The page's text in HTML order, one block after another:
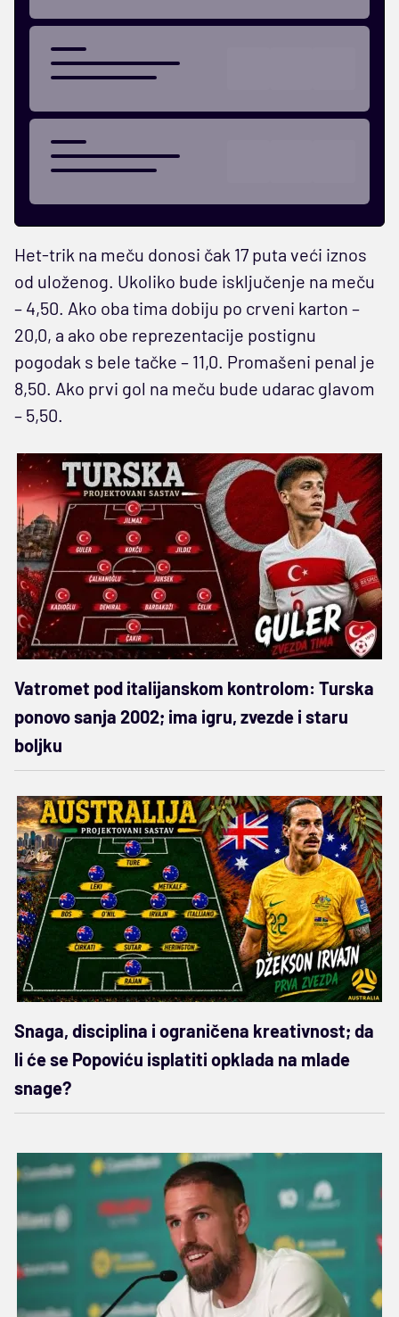
Het-trik na meču donosi čak 17 puta veći iznos
od uloženog. Ukoliko bude isključenje na meču
– 4,50. Ako oba tima dobiju po crveni karton –
20,0, a ako obe reprezentacije postignu
pogodak s bele tačke – 11,0. Promašeni penal je
8,50. Ako prvi gol na meču bude udarac glavom
– 5,50.
Vatromet pod italijanskom kontrolom: Turska
ponovo sanja 2002; ima igru, zvezde i staru
boljku
Snaga, disciplina i ograničena kreativnost; da
li će se Popoviću isplatiti opklada na mlade
snage?